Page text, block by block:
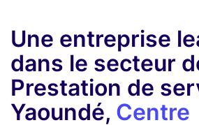
Une entreprise
dans le secteur
Prestation de
Yaoundé, Centre